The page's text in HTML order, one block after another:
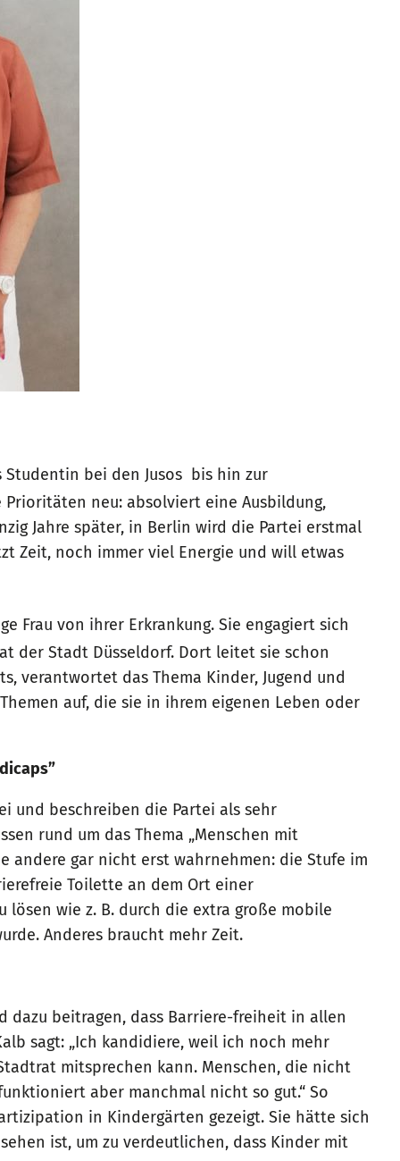
bei den Jusos bis hin zur
neu: absolviert eine Ausbildung,
Jahre später, in Berlin wird die Partei erstmal
Zeit, noch immer viel Energie und will etwas
Frau von ihrer Erkrankung. Sie engagiert sich
der Stadt Düsseldorf. Dort leitet sie schon
verantwortet das Thema Kinder, Jugend und
auf, die sie in ihrem eigenen Leben oder
und beschreiben die Partei als sehr
rund um das Thema „Menschen mit
andere gar nicht erst wahrnehmen: die Stufe im
Toilette an dem Ort einer
lösen wie z. B. durch die extra große mobile
Anderes braucht mehr Zeit.
beitragen, dass Barriere-freiheit in allen
sagt: „Ich kandidiere, weil ich noch mehr
mitsprechen kann. Menschen, die nicht
aber manchmal nicht so gut.“ So
in Kindergärten gezeigt. Sie hätte sich
ist, um zu verdeutlichen, dass Kinder mit